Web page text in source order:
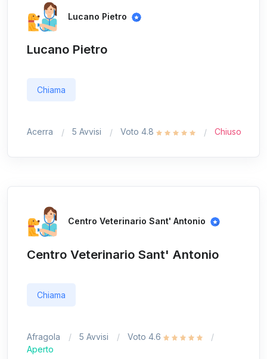
Lucano Pietro
Lucano Pietro
Chiama
Acerra 5 Avvisi Voto 4.8 Chiuso
Centro Veterinario Sant' Antonio
Centro Veterinario Sant' Antonio
Chiama
Afragola 5 Avvisi
Voto 4.6
Aperto